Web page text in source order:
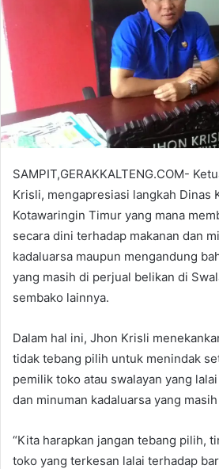
SAMPIT,GERAKKALTENG.COM-
Krisli, mengapresiasi langkah Dinas
Kotawaringin Timur yang mana
secara dini terhadap makanan dan
kadaluarsa maupun mengandung
yang masih di perjual belikan di
sembako lainnya.
Dalam hal ini, Jhon Krisli
tidak tebang pilih untuk menindak
pemilik toko atau swalayan yang
dan minuman kadaluarsa yang
“Kita harapkan jangan tebang pilih,
toko yang terkesan lalai terhadap